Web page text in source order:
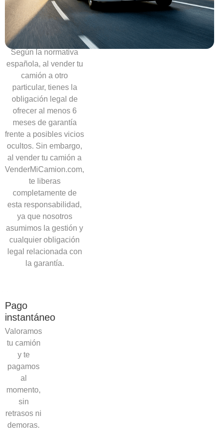
necesidad
de
ofrecer
garantías
Según la normativa
española, al vender tu
camión a otro
particular, tienes la
obligación legal de
ofrecer al menos 6
meses de garantía
frente a posibles vicios
ocultos. Sin embargo,
al vender tu camión a
VenderMiCamion.com,
te liberas
completamente de
esta responsabilidad,
ya que nosotros
asumimos la gestión y
cualquier obligación
legal relacionada con
la garantía.
Pago
instantáneo
Valoramos
tu camión
y te
pagamos
al
momento,
sin
retrasos ni
demoras.